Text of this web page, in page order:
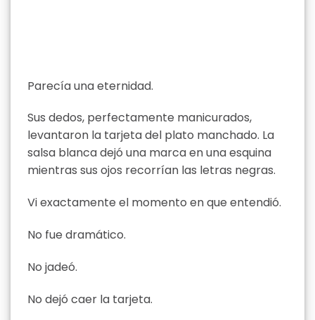
Parecía una eternidad.
Sus dedos, perfectamente manicurados,
levantaron la tarjeta del plato manchado. La
salsa blanca dejó una marca en una esquina
mientras sus ojos recorrían las letras negras.
Vi exactamente el momento en que entendió.
No fue dramático.
No jadeó.
No dejó caer la tarjeta.